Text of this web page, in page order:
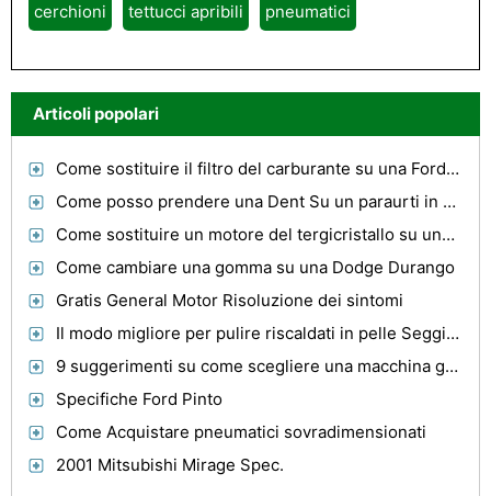
cerchioni tettucci apribili pneumatici
Articoli popolari
Come sostituire il filtro del carburante su una Ford 8000 Diesel Tractor
Come posso prendere una Dent Su un paraurti in plastica ?
Come sostituire un motore del tergicristallo su una Sonoma 1992
Come cambiare una gomma su una Dodge Durango
Gratis General Motor Risoluzione dei sintomi
Il modo migliore per pulire riscaldati in pelle Seggiolini auto
9 suggerimenti su come scegliere una macchina grande negozio di riparazione
Specifiche Ford Pinto
Come Acquistare pneumatici sovradimensionati
2001 Mitsubishi Mirage Spec.